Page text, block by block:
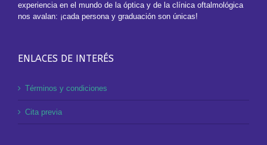
experiencia en el mundo de la óptica y de la clínica oftalmológica
nos avalan: ¡cada persona y graduación son únicas!
ENLACES DE INTERÉS
Términos y condiciones
Cita previa